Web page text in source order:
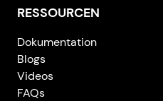
RESSOURCEN
Dokumentation
Blogs
Videos
FAQs